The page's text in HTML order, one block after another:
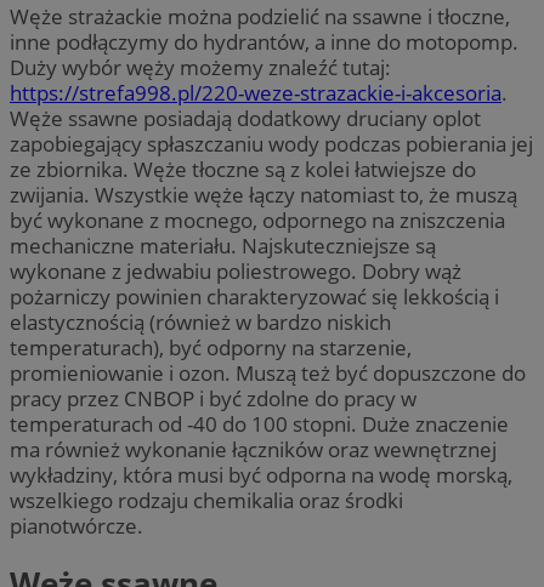
Węże strażackie można podzielić na ssawne i tłoczne,
inne podłączymy do hydrantów, a inne do motopomp.
Duży wybór węży możemy znaleźć tutaj:
https://strefa998.pl/220-weze-strazackie-i-akcesoria.
Węże ssawne posiadają dodatkowy druciany oplot
zapobiegający spłaszczaniu wody podczas pobierania jej
ze zbiornika. Węże tłoczne są z kolei łatwiejsze do
zwijania. Wszystkie węże łączy natomiast to, że muszą
być wykonane z mocnego, odpornego na zniszczenia
mechaniczne materiału. Najskuteczniejsze są
wykonane z jedwabiu poliestrowego. Dobry wąż
pożarniczy powinien charakteryzować się lekkością i
elastycznością (również w bardzo niskich
temperaturach), być odporny na starzenie,
promieniowanie i ozon. Muszą też być dopuszczone do
pracy przez CNBOP i być zdolne do pracy w
temperaturach od -40 do 100 stopni. Duże znaczenie
ma również wykonanie łączników oraz wewnętrznej
wykładziny, która musi być odporna na wodę morską,
wszelkiego rodzaju chemikalia oraz środki
pianotwórcze.